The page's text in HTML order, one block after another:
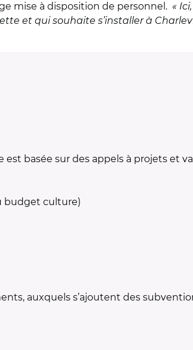
mise à disposition de personnel. «
et qui souhaite s’installer à
basée sur des appels à projets et
budget culture)
auxquels s’ajoutent des